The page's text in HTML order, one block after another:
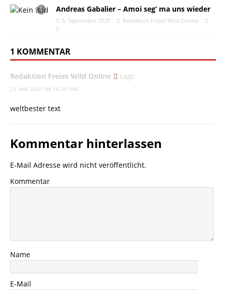
Andreas Gabalier – Amoi seg‘ ma uns wieder
6. September 2020
Redaktion Freies Wild Online
0
1 KOMMENTAR
Redaktion Freies Wild Online sagt:
23. MAI 2020 UM 16:29 UHR
weltbester text
Kommentar hinterlassen
E-Mail Adresse wird nicht veröffentlicht.
Kommentar
Name
E-Mail